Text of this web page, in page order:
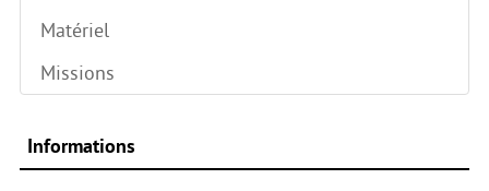
Matériel
Missions
Informations